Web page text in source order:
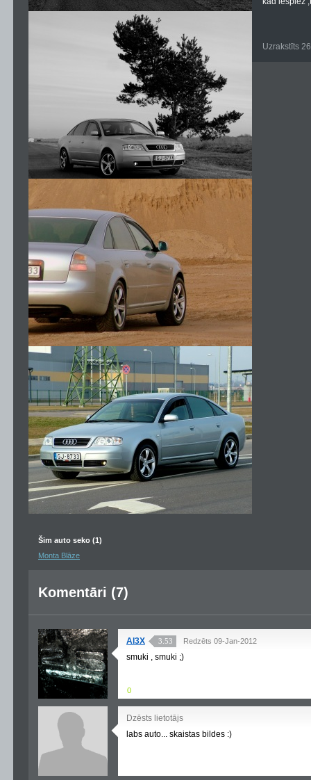
Šim auto seko (1)
Monta Blāze
Uzrakstīts
Komentāri (7)
Al3X 3.53 Redzēts 09-Jan-2012
smuki , smuki ;)
0
Dzēsts lietotājs
labs auto... skaistas bildes :)